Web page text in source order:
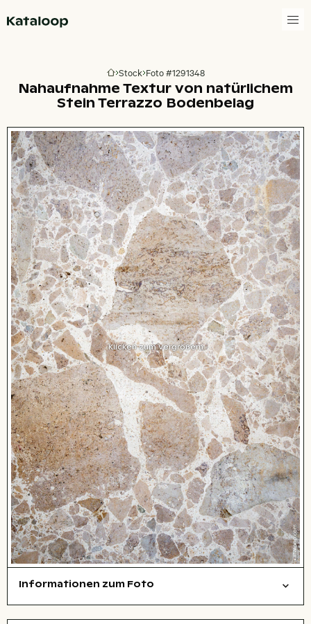
Zur Homepage
Stock Foto #1291348
Nahaufnahme Textur von natürlichem
Stein Terrazzo Bodenbelag
Klicken zum Vergrößern
Informationen zum Foto